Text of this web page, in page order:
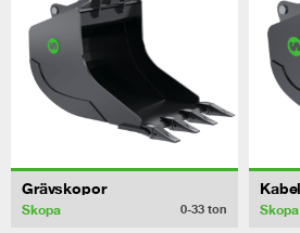
Grävskopor
Skopa 0-33 ton Skopa